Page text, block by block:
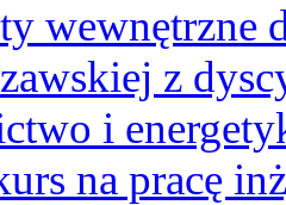
wewnętrzne
z
i
na pracę